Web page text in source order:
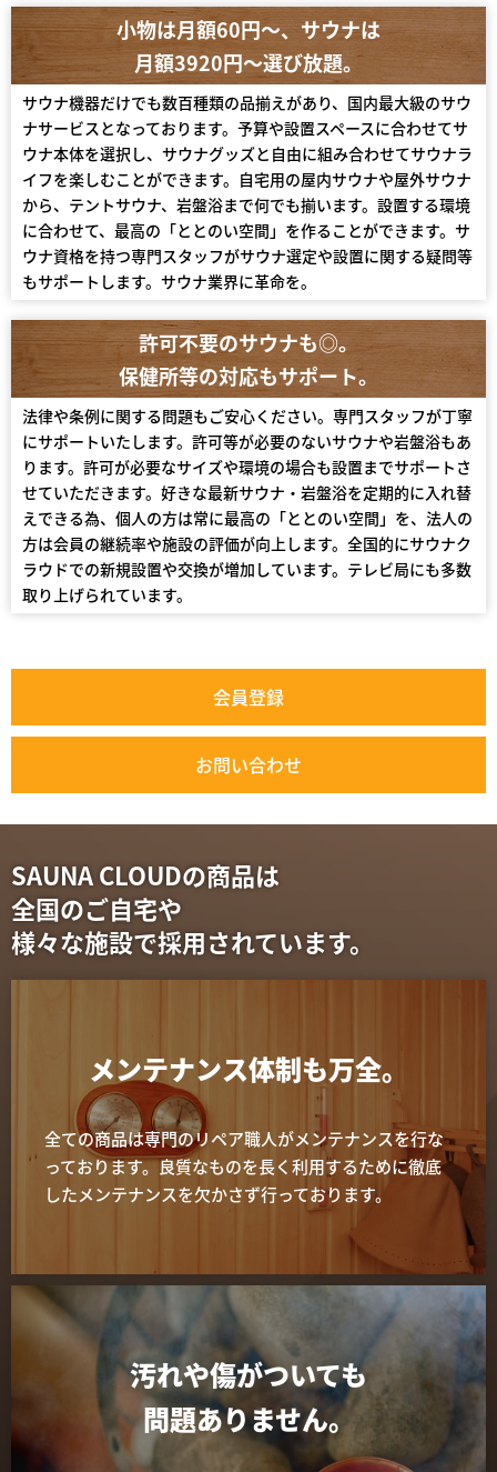
小物は月額60円〜、サウナは
月額3920円～選び放題。
サウナ機器だけでも数百種類の品揃えがあり、国内最大級のサウ
ナサービスとなっております。予算や設置スペースに合わせてサ
ウナ本体を選択し、サウナグッズと自由に組み合わせてサウナラ
イフを楽しむことができます。自宅用の屋内サウナや屋外サウナ
から、テントサウナ、岩盤浴まで何でも揃います。設置する環境
に合わせて、最高の「ととのい空間」を作ることができます。サ
ウナ資格を持つ専門スタッフがサウナ選定や設置に関する疑問等
もサポートします。サウナ業界に革命を。
許可不要のサウナも◎。
保健所等の対応もサポート。
法律や条例に関する問題もご安心ください。専門スタッフが丁寧
にサポートいたします。許可等が必要のないサウナや岩盤浴もあ
ります。許可が必要なサイズや環境の場合も設置までサポートさ
せていただきます。好きな最新サウナ・岩盤浴を定期的に入れ替
えできる為、個人の方は常に最高の「ととのい空間」を、法人の
方は会員の継続率や施設の評価が向上します。全国的にサウナク
ラウドでの新規設置や交換が増加しています。テレビ局にも多数
取り上げられています。
会員登録
お問い合わせ
SAUNA CLOUDの商品は
全国のご自宅や
様々な施設で採用されています。
メンテナンス体制も万全。
全ての商品は専門のリペア職人がメンテナンスを行な
っております。良質なものを長く利用するために徹底
したメンテナンスを欠かさず行っております。
汚れや傷がついても
問題ありません。